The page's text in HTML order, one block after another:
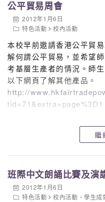
公平貿易周會
2012年1月6日
特色活動
校內活動
本校早前邀請香港公平貿
解何謂公平貿易，並希望
考基層生產者的情況。師
以下網頁了解其他產品。
http://
tid=71&extra=page%3D1
繼
班際中文朗誦比賽及演
2012年1月6日
特色活動
校內活動 、學生成